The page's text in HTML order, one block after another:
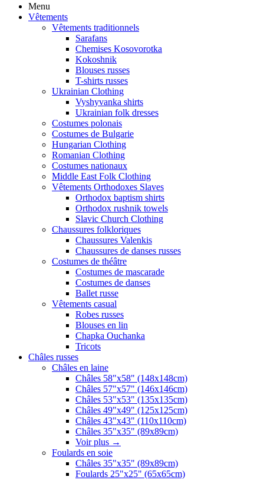
Menu
Vêtements
Vêtements traditionnels
Sarafans
Chemises Kosovorotka
Kokoshnik
Blouses russes
T-shirts russes
Ukrainian Clothing
Vyshyvanka shirts
Ukrainian folk dresses
Costumes polonais
Costumes de Bulgarie
Hungarian Clothing
Romanian Clothing
Costumes nationaux
Middle East Folk Clothing
Vêtements Orthodoxes Slaves
Orthodox baptism shirts
Orthodox rushnik towels
Slavic Church Clothing
Chaussures folkloriques
Chaussures Valenkis
Chaussures de danses russes
Costumes de théâtre
Costumes de mascarade
Costumes de danses
Ballet russe
Vêtements casual
Robes russes
Blouses en lin
Chapka Ouchanka
Tricots
Châles russes
Châles en laine
Châles 58"x58" (148x148cm)
Châles 57"x57" (146x146cm)
Châles 53"x53" (135x135cm)
Châles 49"x49" (125x125cm)
Châles 43"x43" (110x110cm)
Châles 35"x35" (89x89cm)
Voir plus →
Foulards en soie
Châles 35"x35" (89x89cm)
Foulards 25"x25" (65x65cm)